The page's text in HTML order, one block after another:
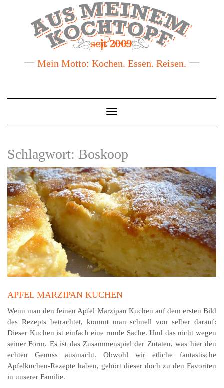
Mein Motto: Kochen. Essen. Reisen.
Toggle
Navigation
Schlagwort: Boskoop
APFEL MARZIPAN KUCHEN
Wenn man den feinen Apfel Marzipan Kuchen auf dem ersten Bild
des Rezepts betrachtet, kommt man schnell von selber darauf:
Dieser Kuchen ist einfach eine runde Sache. Und das nicht wegen
seiner Form. Es ist das Zusammenspiel der Zutaten, was hier den
echten Genuss ausmacht. Obwohl wir etliche fantastische
Apfelkuchen-Rezepte haben, gehört dieser doch zu den Favoriten
in unserer Familie.